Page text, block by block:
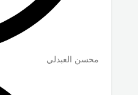
محسن العبدلي